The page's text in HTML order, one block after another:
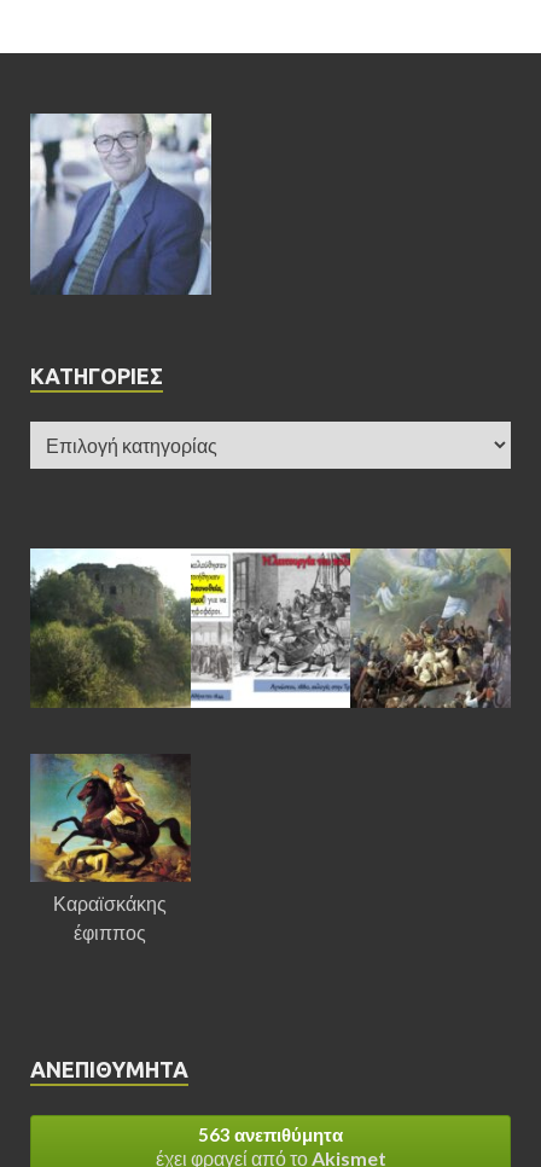
KΑΤΗΓΟΡΊΕΣ
Καραϊσκάκης
έφιππος
ΑΝΕΠΙΘΎΜΗΤΑ
563 ανεπιθύμητα
έχει φραγεί από το Akismet